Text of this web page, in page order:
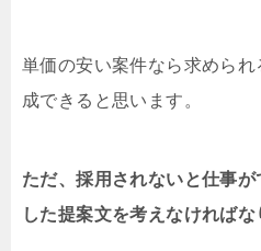
単価の安い案件なら求めら
成できると思います。
ただ、採用されないと仕事
した提案文を考えなければな